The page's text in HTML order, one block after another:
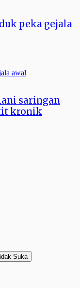
peka gejala
saringan
kronik
Suka